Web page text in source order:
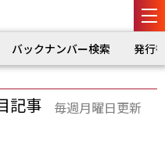
バックナンバー検索 発行
記事 毎週月曜日更新